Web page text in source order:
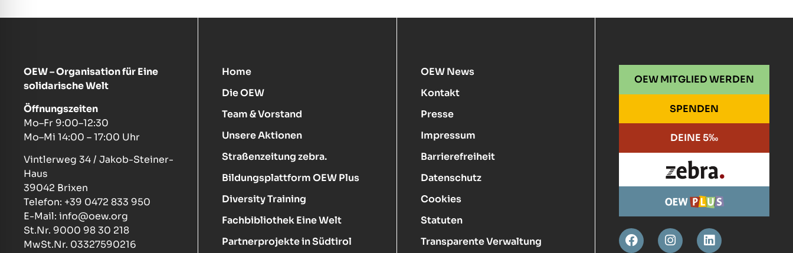
OEW – Organisation für Eine
solidarische Welt
Öffnungszeiten
Mo–Fr 9:00–12:30
Mo–Mi 14:00 – 17:00 Uhr
Vintlerweg 34 / Jakob-Steiner-
Haus
39042 Brixen
Telefon: +39 0472 833 950
E-Mail: info@oew.org
St.Nr. 9000 98 30 218
MwSt.Nr. 03327590216
Home
Die OEW
Team & Vorstand
Unsere Aktionen
Straßenzeitung zebra.
Bildungsplattform OEW Plus
Diversity Training
Fachbibliothek Eine Welt
Partnerprojekte in Südtirol
OEW News
Kontakt
Presse
Impressum
Barrierefreiheit
Datenschutz
Cookies
Statuten
Transparente Verwaltung
OEW MITGLIED WERDEN
SPENDEN
DEINE 5‰